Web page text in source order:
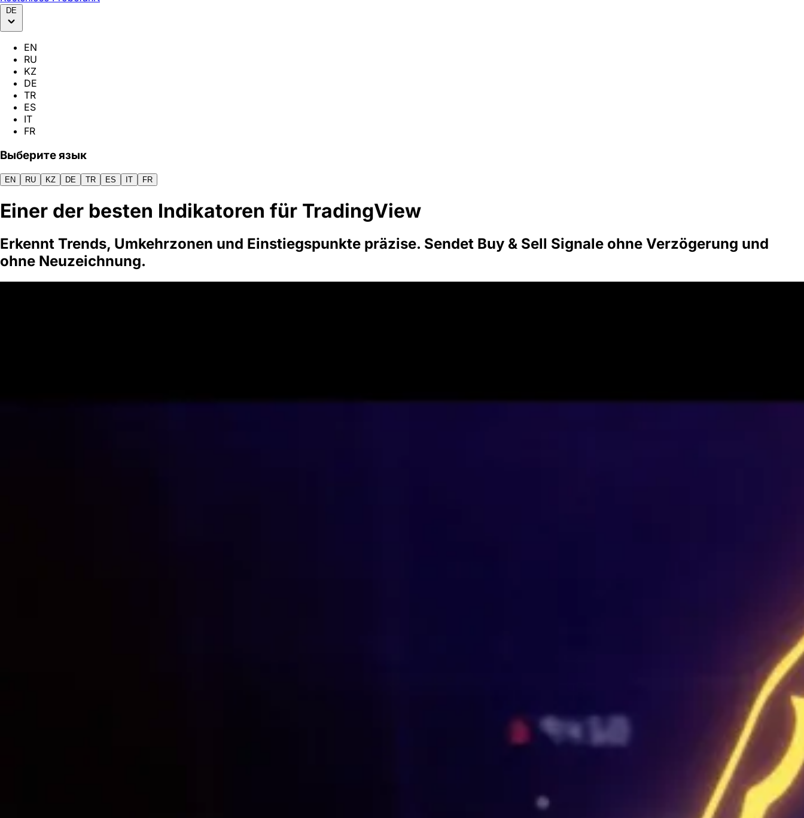
DE
EN
RU
KZ
DE
TR
ES
IT
FR
Выберите язык
EN RU KZ DE TR ES IT FR
Einer der besten Indikatoren für TradingView
Erkennt Trends, Umkehrzonen und Einstiegspunkte präzise. Sendet Buy & Sell Signale ohne Verzögerung und
ohne Neuzeichnung.